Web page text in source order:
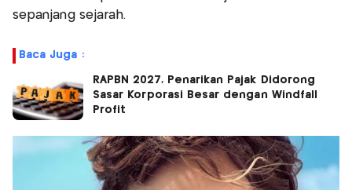
sepanjang sejarah.
Baca Juga :
RAPBN 2027, Penarikan Pajak Didorong
Sasar Korporasi Besar dengan Windfall
Profit